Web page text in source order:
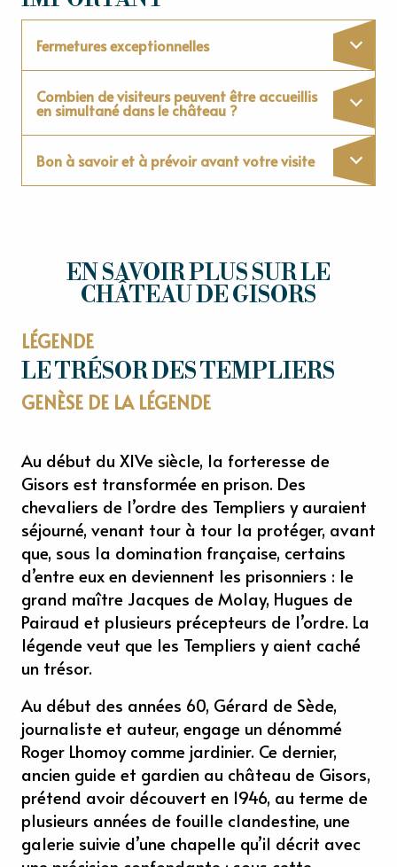
Fermetures exceptionnelles
Combien de visiteurs peuvent être accueillis
en simultané dans le château ?
Bon à savoir et à prévoir avant votre visite
EN SAVOIR PLUS SUR LE
CHÂTEAU DE GISORS
LÉGENDE
LE TRÉSOR DES TEMPLIERS
GENÈSE DE LA LÉGENDE
Au début du XIVe siècle, la forteresse de
Gisors est transformée en prison. Des
chevaliers de l’ordre des Templiers y auraient
séjourné, venant tour à tour la protéger, avant
que, sous la domination française, certains
d’entre eux en deviennent les prisonniers : le
grand maître Jacques de Molay, Hugues de
Pairaud et plusieurs précepteurs de l’ordre. La
légende veut que les Templiers y aient caché
un trésor.
Au début des années 60, Gérard de Sède,
journaliste et auteur, engage un dénommé
Roger Lhomoy comme jardinier. Ce dernier,
ancien guide et gardien au château de Gisors,
prétend avoir découvert en 1946, au terme de
plusieurs années de fouille clandestine, une
galerie suivie d’une chapelle qu’il décrit avec